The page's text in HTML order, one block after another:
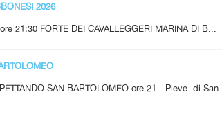
2026
21:30 FORTE DEI CAVALLEGGERI MARINA DI B...
SAN BARTOLOMEO ore 21 - Pieve di San...